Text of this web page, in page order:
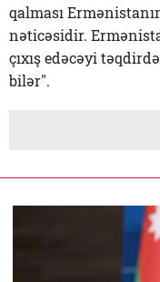
qalması
nəticəsidir.
çıxış edəcəyi
bilər".